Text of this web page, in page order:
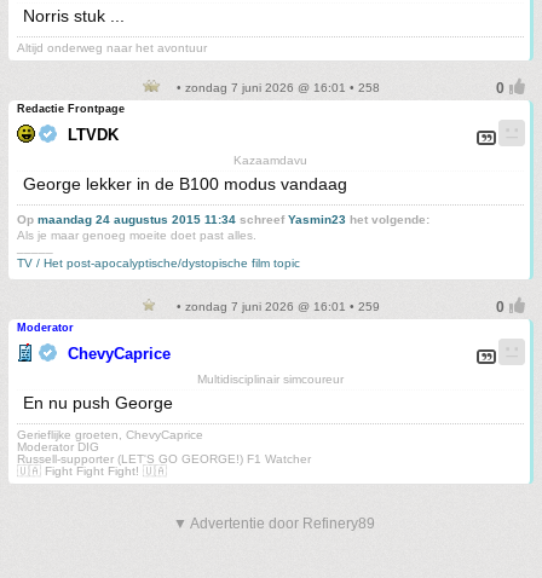
Norris stuk ...
Altijd onderweg naar het avontuur
• zondag 7 juni 2026 @ 16:01 • 258
Redactie Frontpage
LTVDK
Kazaamdavu
George lekker in de B100 modus vandaag
Op maandag 24 augustus 2015 11:34 schreefYasmin23 het volgende:
Als je maar genoeg moeite doet past alles.
TV / Het post-apocalyptische/dystopische film topic
• zondag 7 juni 2026 @ 16:01 • 259
Moderator
ChevyCaprice
Multidisciplinair simcoureur
En nu push George
Gerieflijke groeten, ChevyCaprice
Moderator DIG
Russell-supporter (LET'S GO GEORGE!) F1 Watcher
🇺🇦 Fight Fight Fight! 🇺🇦
▼ Advertentie door Refinery89